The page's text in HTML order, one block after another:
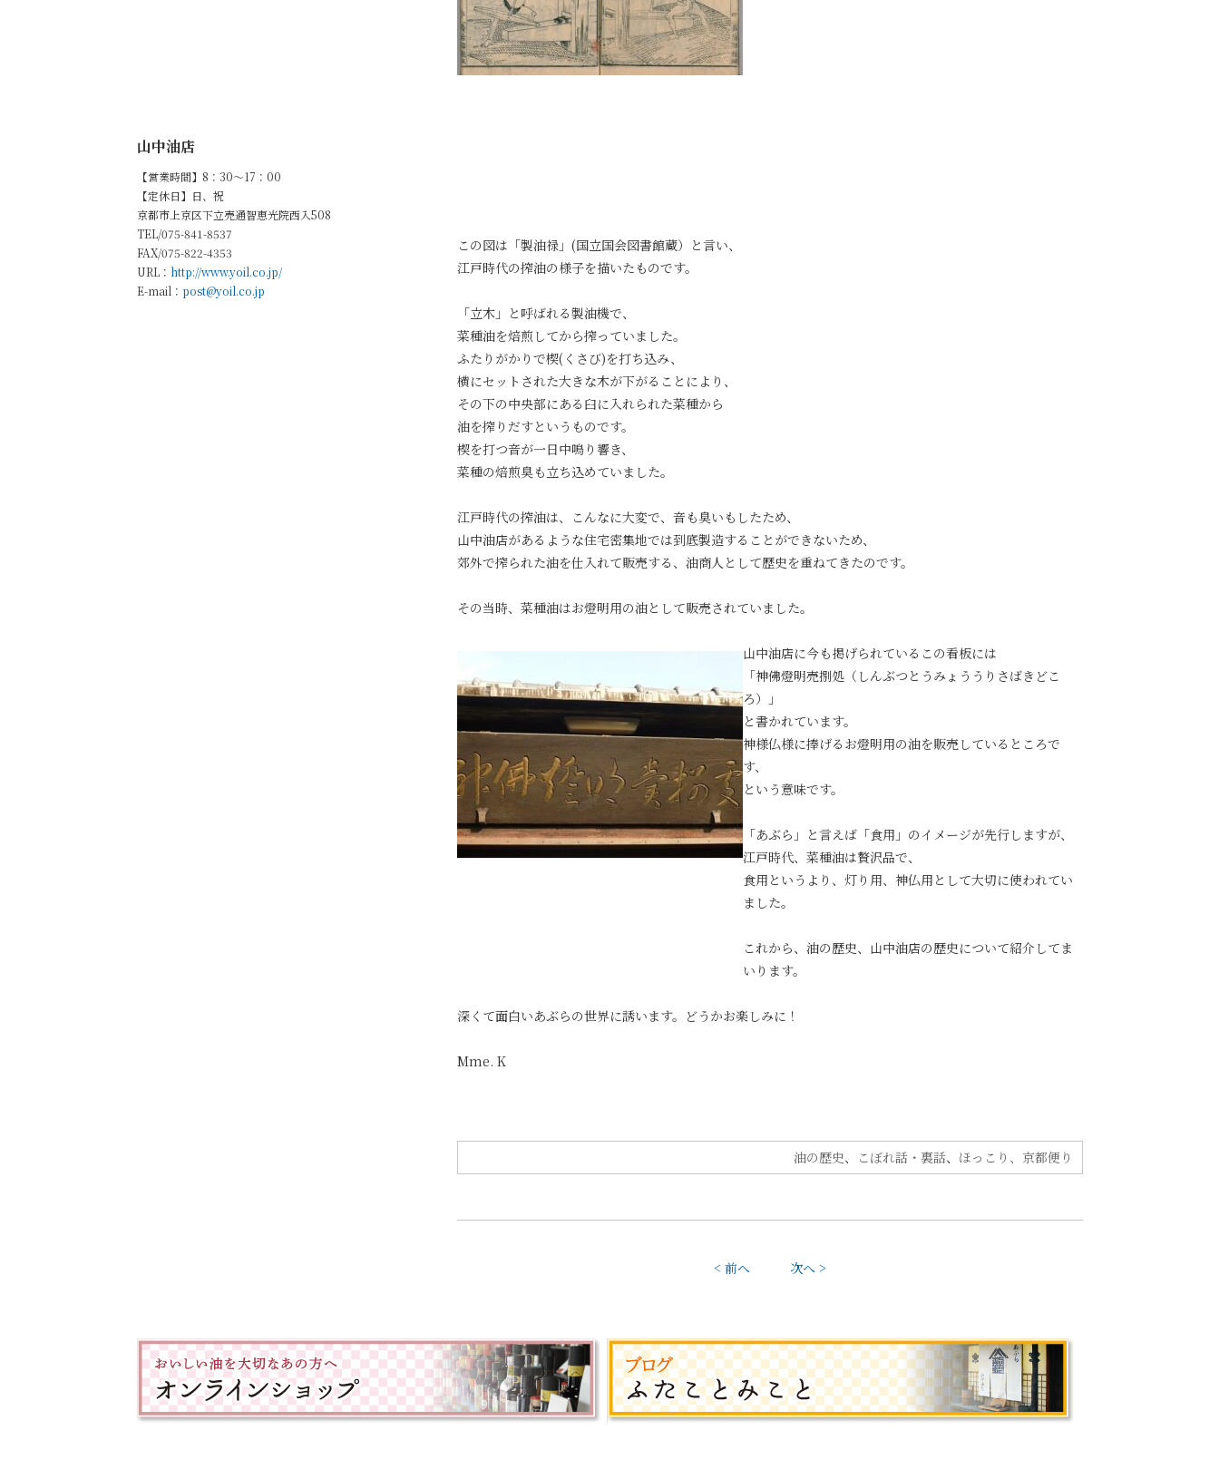
この図は「製油禄」(国立国会図書館蔵）と言い、
江戸時代の搾油の様子を描いたものです。
「立木」と呼ばれる製油機で、
菜種油を焙煎してから搾っていました。
ふたりがかりで楔(くさび)を打ち込み、
横にセットされた大きな木が下がることにより、
その下の中央部にある臼に入れられた菜種から
油を搾りだすというものです。
楔を打つ音が一日中鳴り響き、
菜種の焙煎臭も立ち込めていました。
江戸時代の搾油は、こんなに大変で、音も臭いもしたため、
山中油店があるような住宅密集地では到底製造することができないため、
郊外で搾られた油を仕入れて販売する、油商人として歴史を重ねてきたのです。
その当時、菜種油はお燈明用の油として販売されていました。
山中油店に今も掲げられているこの看板には
「神佛燈明売捌処（しんぶつとうみょううりさばきどこ
ろ）」
と書かれています。
神様仏様に捧げるお燈明用の油を販売しているところで
す、
という意味です。
「あぶら」と言えば「食用」のイメージが先行しますが、
江戸時代、菜種油は贅沢品で、
食用というより、灯り用、神仏用として大切に使われてい
ました。
これから、油の歴史、山中油店の歴史について紹介してま
いります。
深くて面白いあぶらの世界に誘います。どうかお楽しみに！
Mme. K
油の歴史、 こぼれ話・裏話、 ほっこり、京都便り
< 前へ 次へ >
山中油店
【営業時間】8：30～17：00
【定休日】日、祝
京都市上京区下立売通智恵光院西入508
TEL/075-841-8537
FAX/075-822-4353
URL： http://www.yoil.co.jp/
E-mail： post@yoil.co.jp